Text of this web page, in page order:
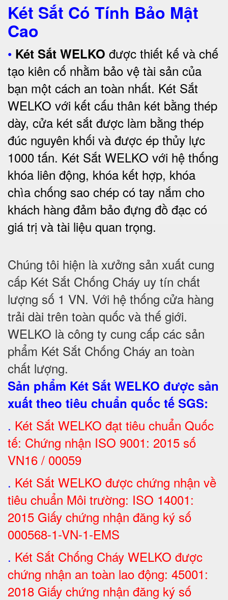
Két Sắt Có Tính Bảo Mật
Cao
• Két Sắt WELKO được thiết kế và chế
tạo kiên cố nhằm bảo vệ tài sản của
bạn một cách an toàn nhất. Két Sắt
WELKO với kết cấu thân két bằng thép
dày, cửa két sắt được làm bằng thép
đúc nguyên khối và được ép thủy lực
1000 tấn. Két Sắt WELKO với hệ thống
khóa liên động, khóa kết hợp, khóa
chìa chống sao chép có tay nắm cho
khách hàng đảm bảo đựng đồ đạc có
giá trị và tài liệu quan trọng.
Chúng tôi hiện là xưởng sản xuất cung
cấp Két Sắt Chống Cháy uy tín chất
lượng số 1 VN. Với hệ thống cửa hàng
trải dài trên toàn quốc và thế giới.
WELKO là công ty cung cấp các sản
phẩm Két Sắt Chống Cháy an toàn
chất lượng.
Sản phẩm Két Sắt WELKO được sản
xuất theo tiêu chuẩn quốc tế SGS:
. Két Sắt WELKO đạt tiêu chuẩn Quốc
tế: Chứng nhận ISO 9001: 2015 số
VN16 / 00059
. Két Sắt WELKO được chứng nhận về
tiêu chuẩn Môi trường: ISO 14001:
2015 Giấy chứng nhận đăng ký số
000568-1-VN-1-EMS
. Két Sắt Chống Cháy WELKO được
chứng nhận an toàn lao động: 45001:
2018 Giấy chứng nhận đăng ký số